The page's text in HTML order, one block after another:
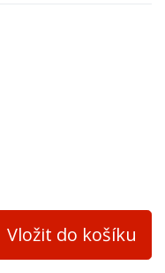
Vložit do košíku